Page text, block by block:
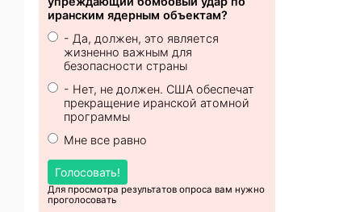
иранским ядерным объектам?
- Да, должен, это является
жизненно важным для
безопасности страны
- Нет, не должен. США обеспечат
прекращение иранской атомной
программы
Мне все равно
Голосовать!
Для просмотра результатов опроса вам нужно
проголосовать